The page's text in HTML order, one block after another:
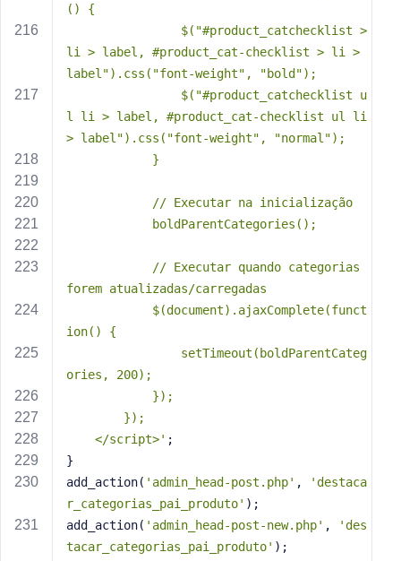
() {
li > label, #product_cat-checklist > li >
label").css("font-weight", "bold");
l li > label, #product_cat-checklist ul li
> label").css("font-weight", "normal");
            }
            // Executar na inicialização
            boldParentCategories();
forem atualizadas/carregadas
ion() {
ories, 200);
            });
        });
    </script>'
;
}
add_action( 'admin_head-post.php' ,
'destaca
r_categorias_pai_produto' );
add_action( 'admin_head-post-new.php' ,
'des
tacar_categorias_pai_produto' );